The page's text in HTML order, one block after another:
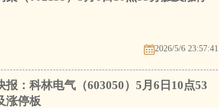
2026/5/6 23:57:41
报：科林电气（603050）5月6日10点53
涨停板